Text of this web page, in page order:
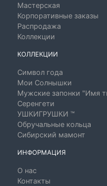
Мастерская
Корпоративные заказы
Распродажа
Коллекции
КОЛЛЕКЦИИ
Символ года
Мои Солнышки
Мужские запонки "Имя
Серенгети
УШКИГРУШКИ ™
Обручальные кольца
Сибирский мамонт
ИНФОРМАЦИЯ
О нас
Контакты